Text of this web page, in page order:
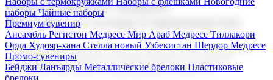
наборы Чайные наборы
Премиум сувенир
Ансамбль Регистон Медресе Мир Араб Медресе Тиллакори
Орда Худояр-хана Стелла новый Узбекистан Шердор Медресе
Промо-сувениры
Бейджи Ланъярды Металлические брелоки Пластиковые
брелоки
Корпоративные подарки
Поставка со склада и производство
Мы предлагаем широкий выбор корпоративных подарков и
сувениров с логотипом. В нашем каталоге вы найдете
продукцию для бизнеса, мероприятия и клиентов.